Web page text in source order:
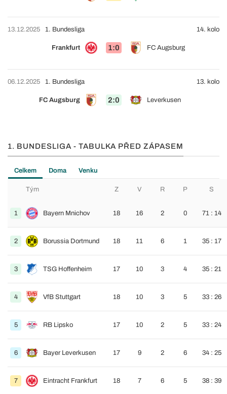
13.12.2025
Frankfurt 1:0 FC Augsburg
1. Bundesliga 14. kolo
06.12.2025
FC Augsburg 2:0 Leverkusen
1. Bundesliga 13. kolo
1. BUNDESLIGA - TABULKA PŘED ZÁPASEM
Celkem Doma Venku
Tým Z V R P S
1 Bayern Mnichov 18 16 2 0 71 : 14
2 Borussia Dortmund 18 11 6 1 35 : 17
3 TSG Hoffenheim 17 10 3 4 35 : 21
4 VfB Stuttgart 18 10 3 5 33 : 26
5 RB Lipsko 17 10 2 5 33 : 24
6 Bayer Leverkusen 17 9 2 6 34 : 25
7 Eintracht Frankfurt 18 7 6 5 38 : 39